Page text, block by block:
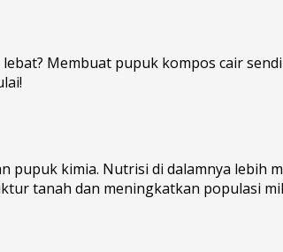
Membuat pupuk kompos cair
pupuk kimia. Nutrisi di dalamnya lebih
tanah dan meningkatkan populasi